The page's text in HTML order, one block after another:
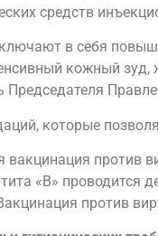
средств
в себя
кожный зуд,
Председателя
которые
вакцинация против
«В» проводится
против